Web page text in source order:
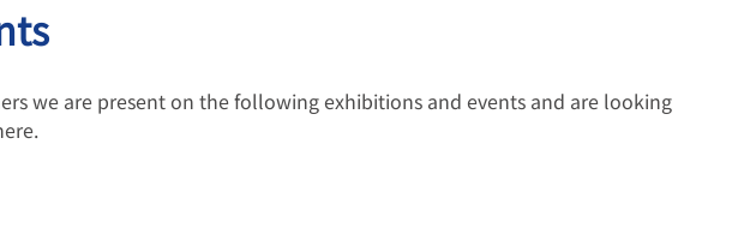
we are present on the following exhibitions and events and are looking